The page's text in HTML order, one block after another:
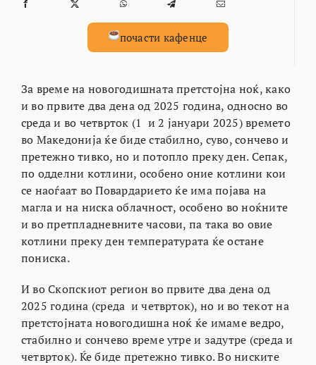
почасти кафенце
За време на новогодишната претстојна ноќ, како
и во првите два дена од 2025 година, односно во
среда и во четврток (1 и 2 јануари 2025) времето
во Македонија ќе биде стабилно, суво, сончево и
претежно тивко, но и потопло преку ден. Сепак,
по одделни котлини, особено оние котлини кои
се наоѓаат во Повардарието ќе има појава на
магла и на ниска облачност, особено во ноќните
и во претпладневните часови, па така во овие
котлини преку ден температурата ќе остане
пониска.
И во Скопскиот регион во првите два дена од
2025 година (среда и четврток), но и во текот на
претстојната новогодишна ноќ ќе имаме ведро,
стабилно и сончево време утре и задутре (среда и
четврток). Ќе биде претежно тивко. Во ниските